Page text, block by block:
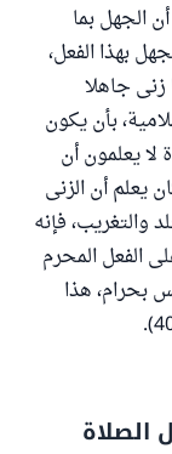
الجهل بما
بهذا الفعل،
جاهلا
بأن يكون
يعلمون أن
يعلم أن الزنى
والتغريب، فإنه
الفعل المحرم
بحرام، هذا
الصلاة